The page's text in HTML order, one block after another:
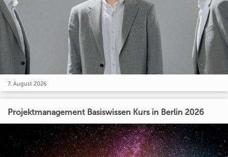
7. August 2026
Projektmanagement Basiswissen Kurs in Berlin 2026